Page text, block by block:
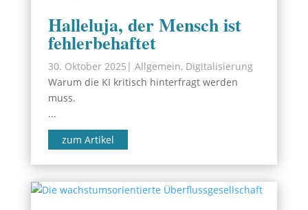
Halleluja, der Mensch ist
fehlerbehaftet
30. Oktober 2025 | Allgemein, Digitalisierung
Warum die KI kritisch hinterfragt werden
muss.
...
zum Artikel